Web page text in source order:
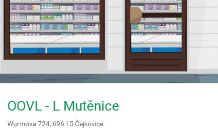
OOVL - L Mutěnice
Wurmova 724, 696 15Čejkovice